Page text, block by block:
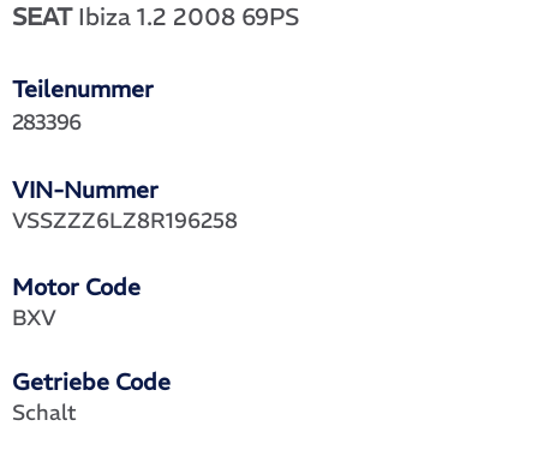
SEATIbiza 1.2 2008 69PS
Teilenummer
VIN-Nummer
283396
VSSZZZ6LZ8R196258
Motor Code
Getriebe Code
BXV
Schalt